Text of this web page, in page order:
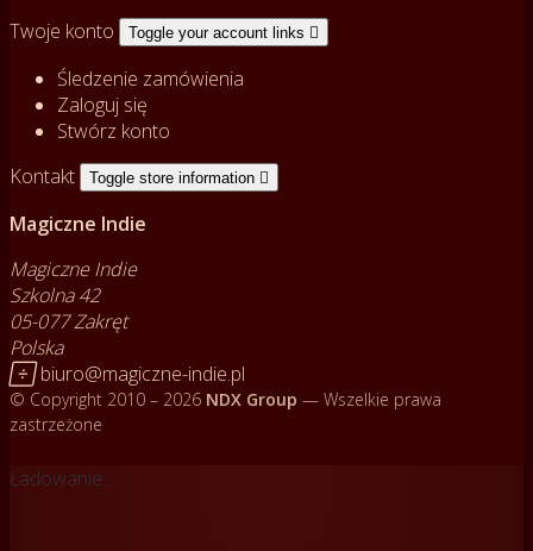
Twoje konto
Toggle your account links 
Śledzenie zamówienia
Zaloguj się
Stwórz konto
Kontakt
Toggle store information 
Magiczne Indie
Magiczne Indie
Szkolna 42
05-077 Zakręt
Polska
 biuro@magiczne-indie.pl
© Copyright 2010 – 2026 NDX Group — Wszelkie prawa
zastrzeżone
Ładowanie...